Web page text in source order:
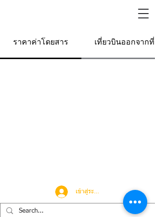
ราคาค่าโดยสาร เที่ยวบินออกจากที่นี่
เข้าสู่ระบบ